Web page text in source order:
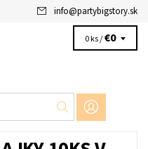
info@partybigstory.sk
0 ks /€0